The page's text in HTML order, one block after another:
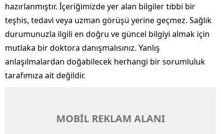
hazırlanmıştır. İçeriğimizde yer alan bilgiler tıbbi bir
teşhis, tedavi veya uzman görüşü yerine geçmez. Sağlık
durumunuzla ilgili en doğru ve güncel bilgiyi almak için
mutlaka bir doktora danışmalısınız. Yanlış
anlaşılmalardan doğabilecek herhangi bir sorumluluk
tarafımıza ait değildir.
MOBİL REKLAM ALANI